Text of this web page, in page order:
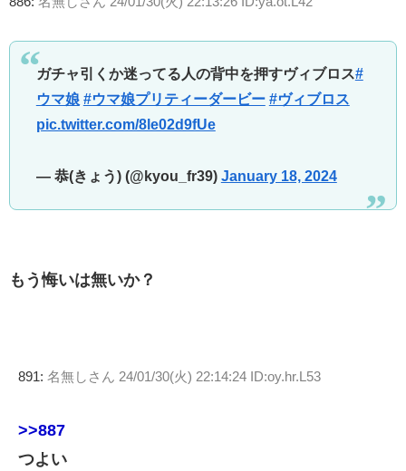
ガチャ引くか迷ってる人の背中を押すヴィブロス#
ウマ娘 #ウマ娘プリティーダービー #ヴィブロス
pic.twitter.com/8le02d9fUe
— 恭(きょう) (@kyou_fr39) January 18, 2024
もう悔いは無いか？
891: 名無しさん 24/01/30(火) 22:14:24 ID:oy.hr.L53
>>887
つよい